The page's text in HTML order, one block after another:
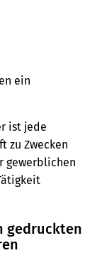
ein
ist jede
zu Zwecken
gewerblichen
gedruckten